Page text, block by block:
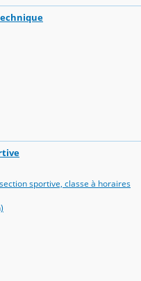
sportive, classe à horaires